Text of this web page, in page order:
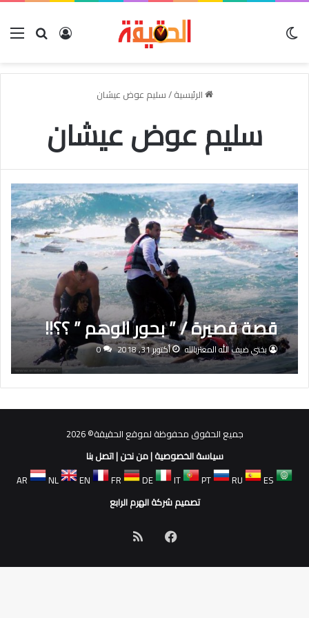
بحث عنتسجيل
الرئيسية/سليم عوض عيشان
سليم عوض عيشان
قصة قصيرة / ” بحور الوهم ” ؟؟!!
بختي ضيف الله المعتزبالله أكتوبر 31, 2018 0
جميع الحقوق محفوظة لموقع الحقيقة© 2026
سياسة الخصوصية|من نحن|اتصل بنا
AR
NL EN FR DE IT PT RU
ES
تصميم شركة الهرم الرابع
فيسبوك
الموقع